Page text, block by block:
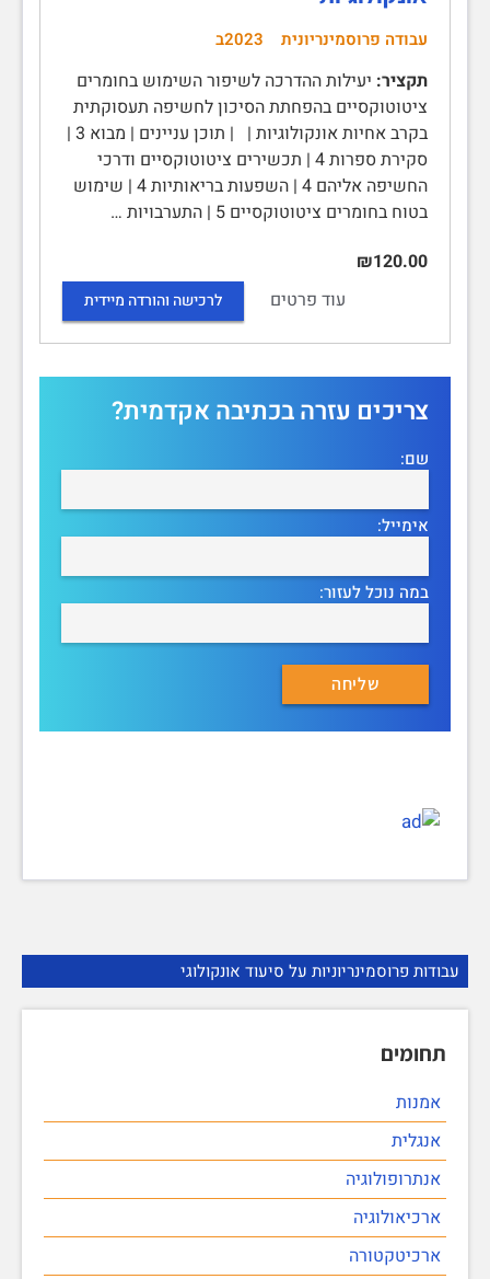
עבודות פרוסמינריוניות על סיעוד אונקולוגי
תחומים
אמנות
אנגלית
אנתרופולוגיה
ארכיאולוגיה
ארכיטקטורה
עבודה פרוסמינריונית 2023ב
תקציר: יעילות ההדרכה לשיפור השימוש בחומרים
ציטוטוקסיים בהפחתת הסיכון לחשיפה תעסוקתית
בקרב אחיות אונקולוגיות | | תוכן עניינים | מבוא 3 |
סקירת ספרות 4 | תכשירים ציטוטוקסיים ודרכי
החשיפה אליהם 4 | השפעות בריאותיות 4 | שימוש
בטוח בחומרים ציטוטוקסיים 5 | התערבויות …
₪120.00
עוד פרטים
לרכישה והורדה מיידית
צריכים עזרה בכתיבה אקדמית?
שם:
אימייל:
במה נוכל לעזור: